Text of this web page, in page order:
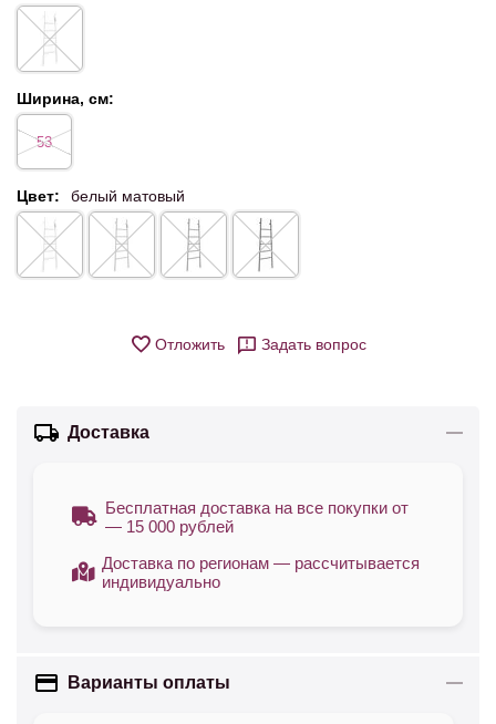
Ширина, см:
53
Цвет: белый матовый
Отложить Задать вопрос
Доставка
Бесплатная доставка на все покупки от
— 15 000 рублей
Доставка по регионам — рассчитывается
индивидуально
Варианты оплаты